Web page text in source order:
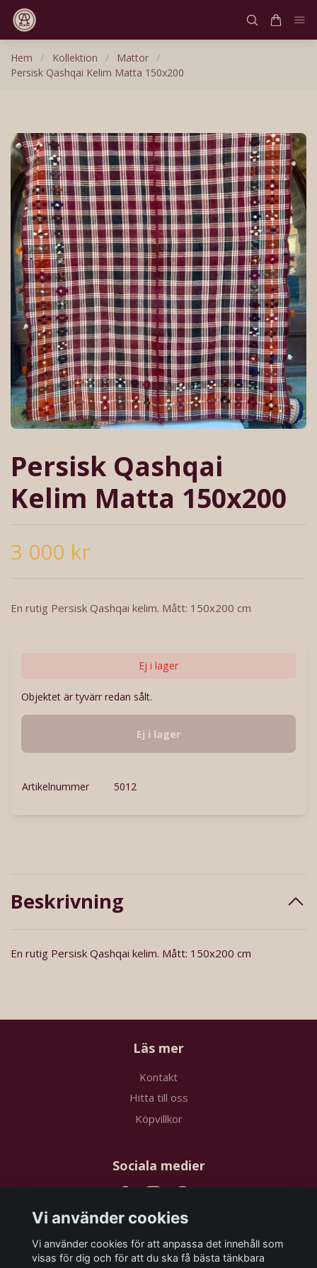
Hem / Kollektion / Mattor /
Persisk Qashqai Kelim Matta 150x200
Persisk Qashqai
Kelim Matta 150x200
3 000 kr
En rutig Persisk Qashqai kelim. Mått: 150x200 cm
Ej i lager
Objektet är tyvärr redan sålt.
Ej i lager
Artikelnummer 5012
Beskrivning
En rutig Persisk Qashqai kelim. Mått: 150x200 cm
Läs mer
Kontakt
Hitta till oss
Köpvillkor
Sociala medier
Prenumerera på vårt nyhetsbrev
Vi använder cookies
Vi använder cookies för att anpassa det innehåll som
visas för dig och för att du ska få bästa tänkbara